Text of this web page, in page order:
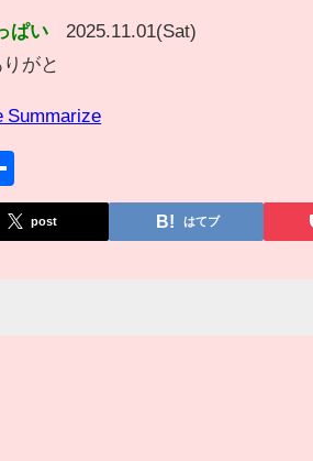
ぱい
2025.11.01(Sat)
がと
Summarize
有
post はてブ